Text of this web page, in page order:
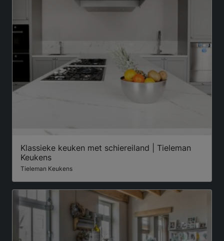
Klassieke keuken met schiereiland | Tieleman
Keukens
Tieleman Keukens